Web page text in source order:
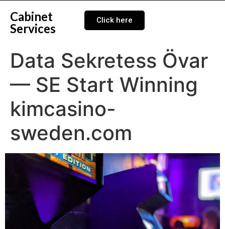
Cabinet
Services
Click here
Data Sekretess Övar
— SE Start Winning
kimcasino-
sweden.com